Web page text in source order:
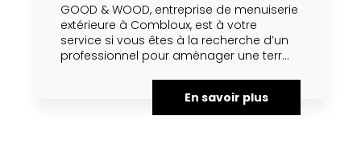
GOOD & WOOD, entreprise de menuiserie
extérieure à Combloux, est à votre
service si vous êtes à la recherche d’un
professionnel pour aménager une terr...
En savoir plus